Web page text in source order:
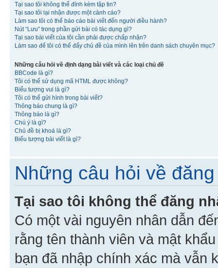
Tại sao tôi không thể đính kèm tập tin?
Tại sao tôi lại nhận được một cảnh cáo?
Làm sao tôi có thể báo cáo bài viết đến người điều hành?
Nút “Lưu” trong phần gửi bài có tác dụng gì?
Tại sao bài viết của tôi cần phải được chấp nhận?
Làm sao để tôi có thể đẩy chủ đề của mình lên trên danh sách chuyên mục?
Những câu hỏi về định dạng bài viết và các loại chủ đề
BBCode là gì?
Tôi có thể sử dụng mã HTML được không?
Biểu tượng vui là gì?
Tôi có thể gửi hình trong bài viết?
Thông báo chung là gì?
Thông báo là gì?
Chú ý là gì?
Chủ đề bị khoá là gì?
Biểu tượng bài viết là gì?
Những câu hỏi về
Tại sao tôi không thể đăng
Có một vài nguyên nhân dẫn
rằng tên thành viên và mật
bạn đã nhập chính xác mà vẫn